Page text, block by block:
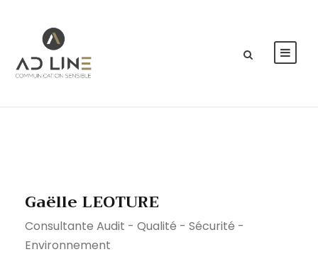
Gaëlle LEOTURE
Consultante Audit - Qualité - Sécurité -
Environnement